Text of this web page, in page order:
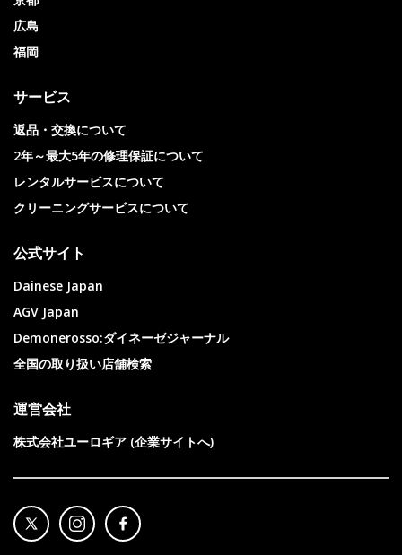
広島
福岡
サービス
返品・交換について
2年～最大5年の修理保証について
レンタルサービスについて
クリーニングサービスについて
公式サイト
Dainese Japan
AGV Japan
Demonerosso:ダイネーゼジャーナル
全国の取り扱い店舗検索
運営会社
株式会社ユーロギア (企業サイトへ)